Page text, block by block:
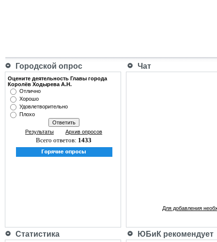
Городской опрос Чат
Оцените деятельность Главы города
Королёв Ходырева А.Н.
Отлично
Хорошо
Удовлетворительно
Плохо
Результаты Архив опросов
Всего ответов: 1433
Для добавления
Статистика ЮБиК рекомендует